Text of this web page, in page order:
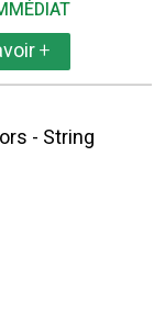
+
- String